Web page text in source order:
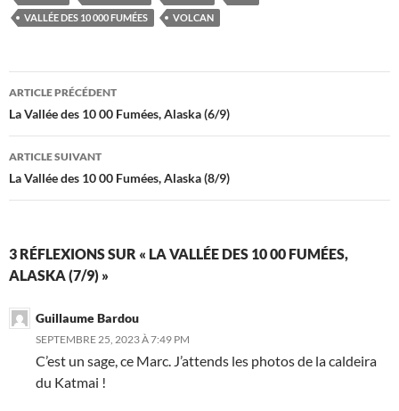
VALLÉE DES 10 000 FUMÉES
VOLCAN
Navigation
des
articles
ARTICLE PRÉCÉDENT
La Vallée des 10 00 Fumées, Alaska (6/9)
ARTICLE SUIVANT
La Vallée des 10 00 Fumées, Alaska (8/9)
3 RÉFLEXIONS SUR « LA VALLÉE DES 10 00 FUMÉES,
ALASKA (7/9) »
Guillaume Bardou
SEPTEMBRE 25, 2023 À 7:49 PM
C’est un sage, ce Marc. J’attends les photos de la caldeira
du Katmai !